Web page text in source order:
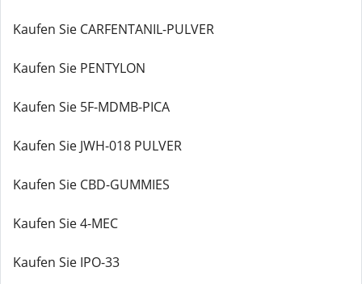
Kaufen Sie CARFENTANIL-PULVER
Kaufen Sie PENTYLON
Kaufen Sie 5F-MDMB-PICA
Kaufen Sie JWH-018 PULVER
Kaufen Sie CBD-GUMMIES
Kaufen Sie 4-MEC
Kaufen Sie IPO-33